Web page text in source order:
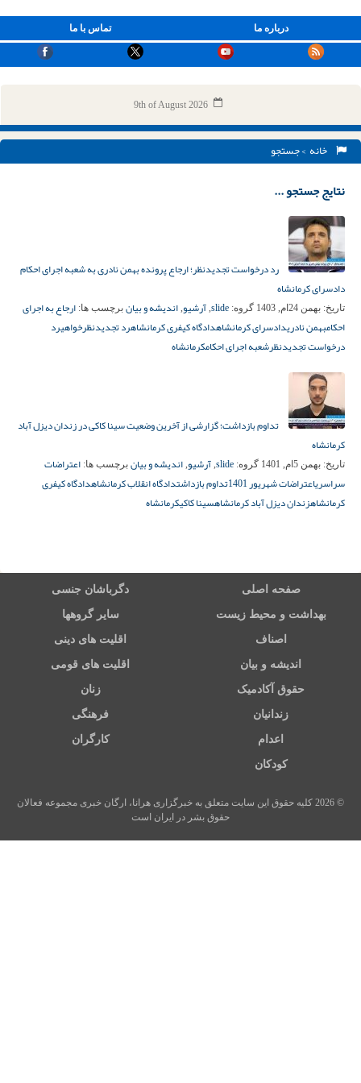
تماس با ما درباره ما
9th of August 2026
خانه > جستجو
نتایج جستجو ...
رد درخواست تجدیدنظر؛ ارجاع پرونده بهمن نادری به شعبه اجرای احکام
دادسرای کرمانشاه
تاریخ: بهمن 24ام, 1403 گروه: slide
, آرشیو, اندیشه و بیان برچسب ها: ارجاع به اجرای
احکامبهمن نادریدادسرای کرمانشاهدادگاه کیفری کرمانشاهرد تجدیدنظرخواهیرد
درخواست تجدیدنظرشعبه اجرای احکامکرمانشاه
تداوم بازداشت؛ گزارشی از آخرین وضعیت سینا کاکی در زندان دیزل آباد
کرمانشاه
تاریخ: بهمن 5ام, 1401 گروه: slide
, آرشیو, اندیشه و بیان برچسب ها: اعتراضات
سراسریاعتراضات شهریور 1401 تداوم بازداشتدادگاه انقلاب کرمانشاهدادگاه کیفری
کرمانشاهزندان دیزل آباد کرمانشاهسینا کاکیکرمانشاه
صفحه اصلی دگرباشان جنسی
بهداشت و محیط زیست سایر گروهها
اصناف اقلیت های دینی
اندیشه و بیان اقلیت های قومی
حقوق آکادمیک زنان
زندانیان فرهنگی
اعدام کارگران
کودکان
© 2026 کلیه حقوق این سایت متعلق به خبرگزاری هرانا، ارگان خبری مجموعه فعالان
حقوق بشر در ایران است